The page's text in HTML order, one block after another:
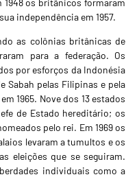
independência em 1957.
as colônias britânicas de
para a federação. Os
por esforços da Indonésia
Sabah pelas Filipinas e pela
1965. Nove dos 13 estados
de Estado hereditário; os
pelo rei. Em 1969 os
levaram a tumultos e os
eleições que se seguiram.
individuais como a